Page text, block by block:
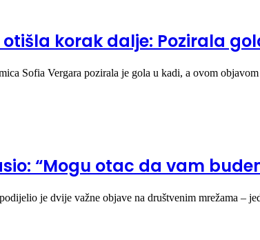
korak dalje: Pozirala
Sofia Vergara pozirala je gola u kadi, a ovom
“Mogu otac da vam
je dvije važne objave na društvenim mrežama –